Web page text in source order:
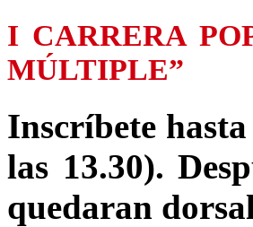
I CARRERA
MÚLTIPLE”
Inscríbete
las 13.30).
quedaran